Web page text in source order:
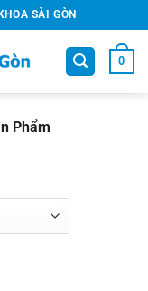
SÀI GÒN
0
Phẩm